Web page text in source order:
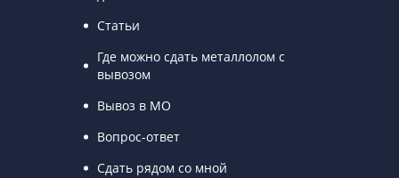
Статьи
Где можно сдать металлолом с
вывозом
Вывоз в МО
Вопрос-ответ
Сдать рядом со мной